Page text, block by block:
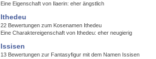
Eine Eigenschaft von Ilaerin: eher ängstlich
Ithedeu
22 Bewertungen zum Kosenamen Ithedeu
Eine Charaktereigenschaft von Ithedeu: eher neugierig
Issisen
13 Bewertungen zur Fantasyfigur mit dem Namen Issisen